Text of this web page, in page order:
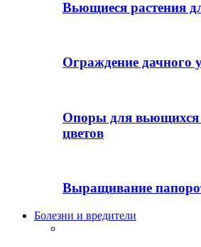
Вьющиеся растения
Ограждение дачного
Опоры для вьющихся
цветов
Выращивание
Болезни и вредители